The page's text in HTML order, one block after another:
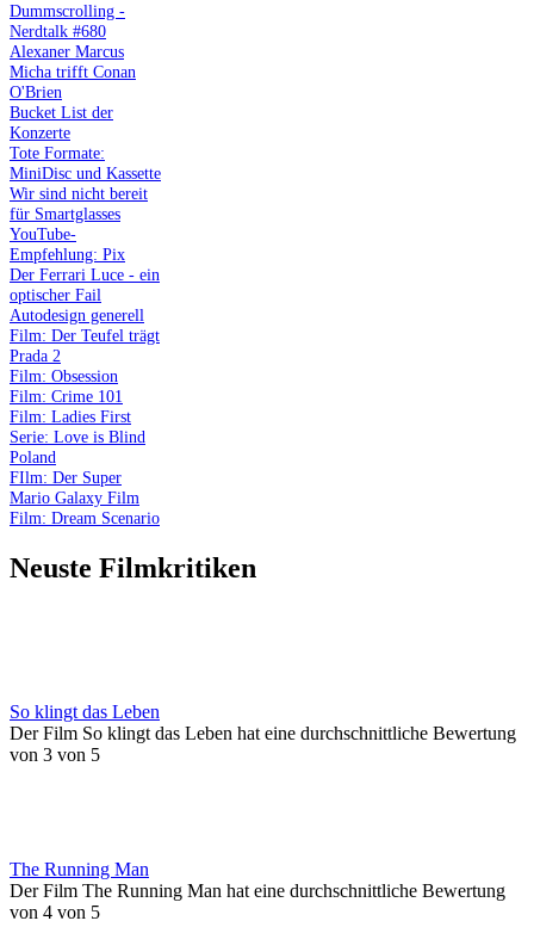
Dummscrolling -
Nerdtalk #680
Alexaner Marcus
Micha trifft Conan
O'Brien
Bucket List der
Konzerte
Tote Formate:
MiniDisc und Kassette
Wir sind nicht bereit
für Smartglasses
YouTube-
Empfehlung: Pix
Der Ferrari Luce - ein
optischer Fail
Autodesign generell
Film: Der Teufel trägt
Prada 2
Film: Obsession
Film: Crime 101
Film: Ladies First
Serie: Love is Blind
Poland
FIlm: Der Super
Mario Galaxy Film
Film: Dream Scenario
Neuste Filmkritiken
So klingt das Leben
Der Film So klingt das Leben hat eine durchschnittliche Bewertung
von 3 von 5
The Running Man
Der Film The Running Man hat eine durchschnittliche Bewertung
von 4 von 5